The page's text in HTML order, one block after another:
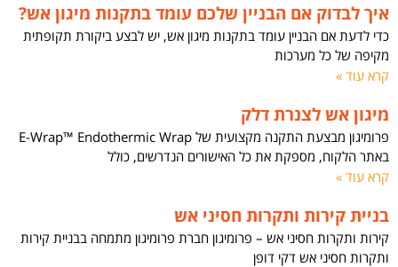
איך לבדוק אם הבניין שלכם עומד בתקנות מיגון אש?
כדי לדעת אם הבניין עומד בתקנות מיגון אש, יש לבצע ביקורת תקופתית
מקיפה של כל מערכות
קרא עוד »
מיגון אש לצנרת דלק
פרומיגון מבצעת התקנה מקצועית של E-Wrap™ Endothermic Wrap
באתר הלקוח, מספקת את כל האישורים הנדרשים, כולל
קרא עוד »
בניית קירות ותקרות חסיני אש
קירות ותקרות חסיני אש – פרומיגון חברת פרומיגון מתמחה בבניית קירות
ותקרות חסיני אש דקי דופן